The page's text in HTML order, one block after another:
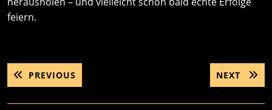
feiern.
Post
navigation
PREVIOUS
POST:
NEXT
NEXT
POST: